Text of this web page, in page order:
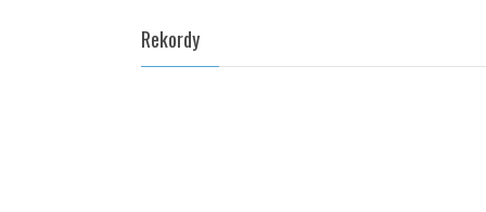
Rekordy